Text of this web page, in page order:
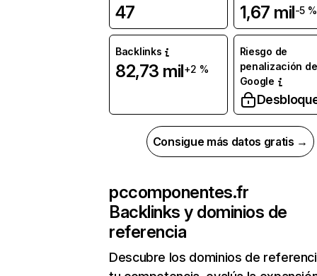
47 1,67 mil-5 %
Backlinks
82,73 mil+2 %
Riesgo de
penalización de
Google
Consigue más datos gratis →
pccomponentes.fr
Backlinks y dominios de
referencia
Descubre los dominios de